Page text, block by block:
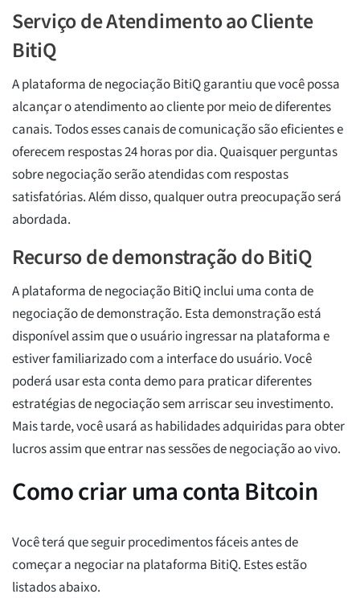
Serviço de Atendimento ao Cliente
BitiQ
A plataforma de negociação BitiQ garantiu que você possa
alcançar o atendimento ao cliente por meio de diferentes
canais. Todos esses canais de comunicação são eficientes e
oferecem respostas 24 horas por dia. Quaisquer perguntas
sobre negociação serão atendidas com respostas
satisfatórias. Além disso, qualquer outra preocupação será
abordada.
Recurso de demonstração do BitiQ
A plataforma de negociação BitiQ inclui uma conta de
negociação de demonstração. Esta demonstração está
disponível assim que o usuário ingressar na plataforma e
estiver familiarizado com a interface do usuário. Você
poderá usar esta conta demo para praticar diferentes
estratégias de negociação sem arriscar seu investimento.
Mais tarde, você usará as habilidades adquiridas para obter
lucros assim que entrar nas sessões de negociação ao vivo.
Como criar uma conta Bitcoin
Você terá que seguir procedimentos fáceis antes de
começar a negociar na plataforma BitiQ. Estes estão
listados abaixo.